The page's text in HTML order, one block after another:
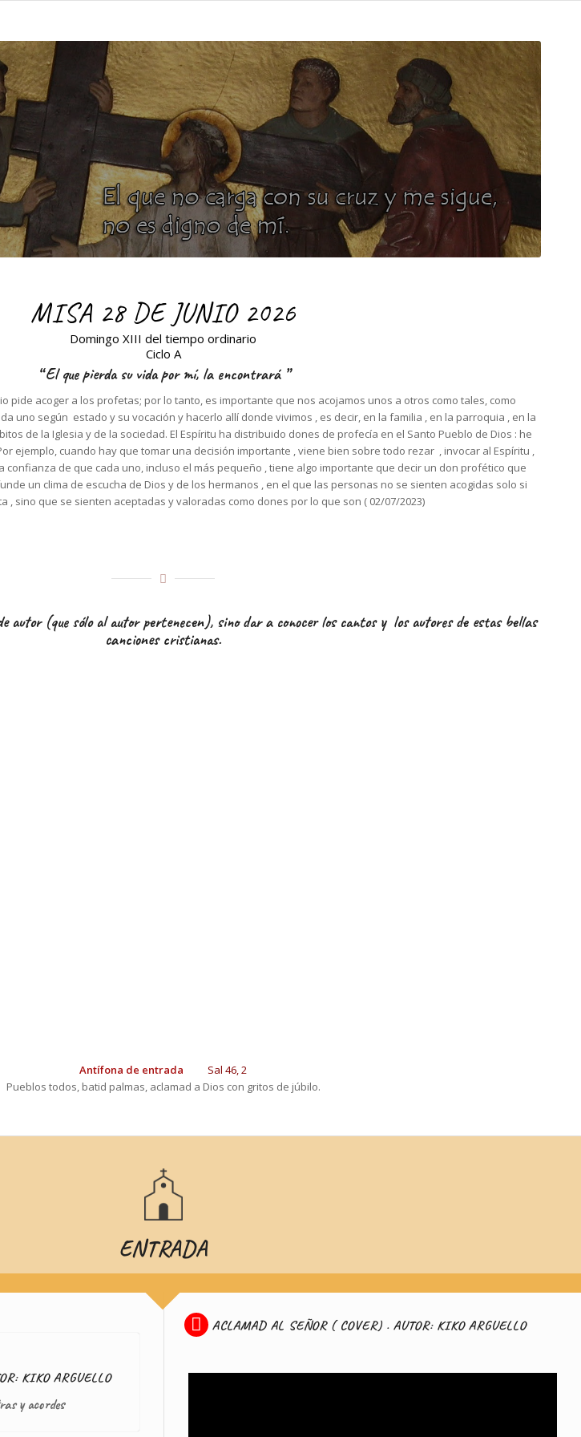
MISA 28 DE JUNIO 2026
Domingo XIII del tiempo ordinario
Ciclo A
“El que pierda su vida por mí, la encontrará ”
pide acoger a los profetas; por lo tanto, es importante que nos acojamos unos a otros como tales, como
uno según estado y su vocación y hacerlo allí donde vivimos , es decir, en la familia , en la parroquia , en la
de la Iglesia y de la sociedad. El Espíritu ha distribuido dones de profecía en el Santo Pueblo de Dios : he
ejemplo, cuando hay que tomar una decisión importante , viene bien sobre todo rezar , invocar al Espíritu ,
confianza de que cada uno, incluso el más pequeño , tiene algo importante que decir un don profético que
un clima de escucha de Dios y de los hermanos , en el que las personas no se sienten acogidas solo si
, sino que se sienten aceptadas y valoradas como dones por lo que son ( 02/07/2023)
autor (que sólo al autor pertenecen), sino dar a conocer los cantos y los autores de estas bellas
canciones cristianas.
DE DIOS COMUNION Y POSTCOMUNION
comunión y postcomunión
Antífona de entrada Sal 46, 2
Pueblos todos, batid palmas, aclamad a Dios con gritos de júbilo.
ENTRADA
KIKO ARGUELLO
y acordes
ACLAMAD AL SEÑOR ( COVER) . AUTOR: KIKO ARGUELLO